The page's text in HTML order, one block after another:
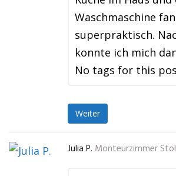
Waschmaschine
superpraktisch.
konnte ich mich
No tags for this
Weiter
Julia P. Monteurzimmer